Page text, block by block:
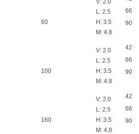
60
V: 2.0
L: 2.5
H: 3.5
M: 4.8
66
90
100
V: 2.0
L: 2.5
H: 3.5
M: 4.8
42
66
90
160
V: 2.0
L: 2.5
H: 3.5
M: 4.8
42
66
90